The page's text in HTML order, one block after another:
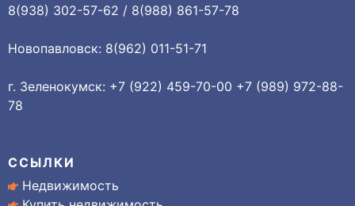
8(938) 302-57-62 / 8(988) 861-57-78
Новопавловск: 8(962) 011-51-71
г. Зеленокумск: +7 (922) 459-70-00 +7 (989) 972-88-
78
ССЫЛКИ
Недвижимость